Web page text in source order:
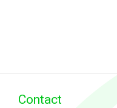
Contact